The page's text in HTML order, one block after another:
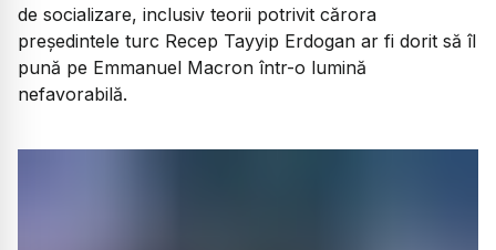
de socializare, inclusiv teorii potrivit cărora
președintele turc Recep Tayyip Erdogan ar fi dorit să îl
pună pe Emmanuel Macron într-o lumină
nefavorabilă.